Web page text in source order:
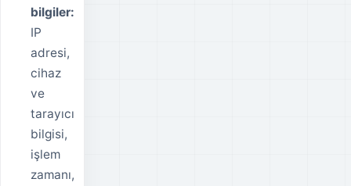
bilgiler:
IP
adresi,
cihaz
ve
tarayıcı
bilgisi,
işlem
zamanı,